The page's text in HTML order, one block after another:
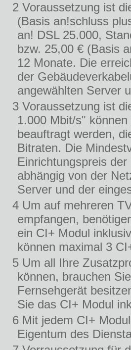
2 Voraussetzung ist
(Basis an!schluss
an! DSL 25.000,
bzw. 25,00 € (Basis
12 Monate. Die
der
angewählten Server
3 Voraussetzung ist
1.000 Mbit/s"
beauftragt werden,
Bitraten. Die
Einrichtungspreis
abhängig von der
Server und der
4 Um auf mehreren
empfangen,
ein CI+ Modul
können maximal 3
5 Um all Ihre
können, brauchen
Fernsehgerät
Sie das CI+ Modul
6 Mit jedem CI+
Eigentum des